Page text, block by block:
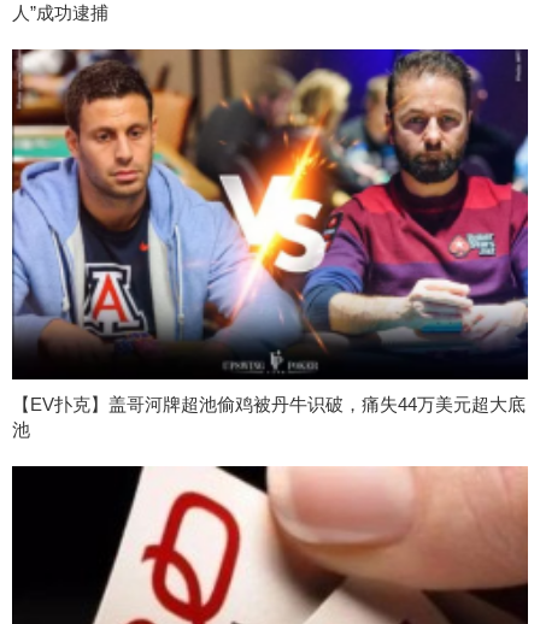
人”成功逮捕
【EV扑克】盖哥河牌超池偷鸡被丹牛识破，痛失44万美元超大底
池